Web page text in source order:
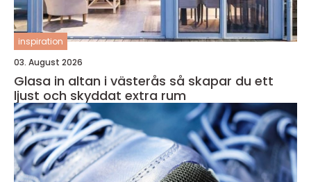
inspiration
03. August 2026
Glasa in altan i västerås så skapar du ett
ljust och skyddat extra rum